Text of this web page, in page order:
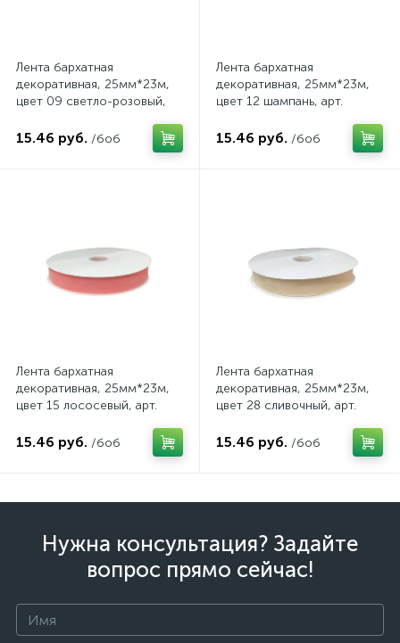
Лента бархатная
декоративная, 25мм*23м,
цвет 09 светло-розовый,
15.46 руб. /боб
Лента бархатная
декоративная, 25мм*23м,
цвет 12 шампань, арт.
15.46 руб. /боб
Лента бархатная
декоративная, 25мм*23м,
цвет 15 лососевый, арт.
15.46 руб. /боб
Лента бархатная
декоративная, 25мм*23м,
цвет 28 сливочный, арт.
15.46 руб. /боб
Нужна консультация? Задайте
вопрос прямо сейчас!